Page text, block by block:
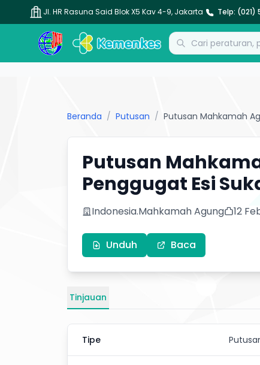
Jl. HR Rasuna Said Blok X5 Kav 4-9, Jakarta Telp: (021)
Pencarian
Beranda / Putusan / Putusan Mahkamah
Putusan
Penggugat Esi
Indonesia.Mahkamah Agung 12
Unduh Baca
Tinjauan
Tipe